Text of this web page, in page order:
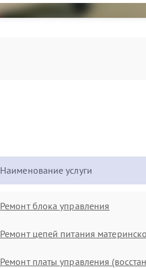
Наименование услуги
Ремонт блока управления
Ремонт цепей питания
Ремонт платы управления